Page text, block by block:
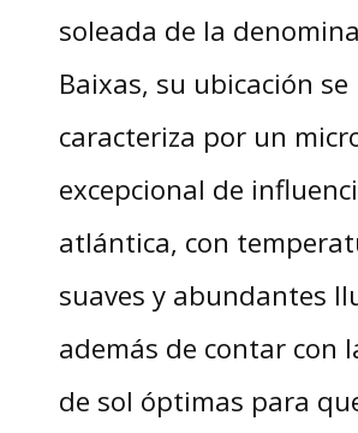
soleada de la
Baixas, su ubicación se
caracteriza por un
excepcional de
atlántica, con
suaves y abundantes
además de contar con
de sol óptimas para